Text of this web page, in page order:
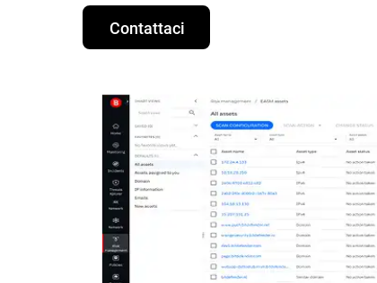
Contattaci